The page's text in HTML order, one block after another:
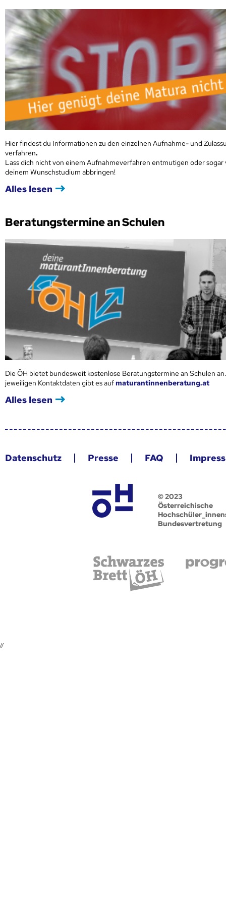
Hier findest du Informationen zu den einzelnen Aufnahme- und
verfahren.
Lass dich nicht von einem Aufnahmeverfahren entmutigen oder sogar
deinem Wunschstudium abbringen!
Alles lesen
Beratungstermine an Schulen
Die ÖH bietet bundesweit kostenlose Beratungstermine an Schulen
jeweiligen Kontaktdaten gibt es aufmaturantinnenberatung.at
Alles lesen
Datenschutz Presse FAQ
© 2023
Österreichische
Bundesvertretung
//